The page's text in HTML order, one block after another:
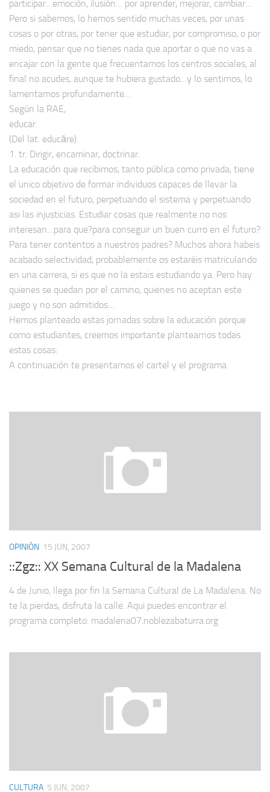
participar…emoción, ilusión… por aprender, mejorar, cambiar…
Pero si sabemos, lo hemos sentido muchas veces, por unas
cosas o por otras, por tener que estudiar, por compromiso, o por
miedo, pensar que no tienes nada que aportar o que no vas a
encajar con la gente que frecuentamos los centros sociales, al
final no acudes, aunque te hubiera gustado…y lo sentimos, lo
lamentamos profundamente…
Según la RAE,
educar.
(Del lat. educāre).
1. tr. Dirigir, encaminar, doctrinar.
La educación que recibimos, tanto pública como privada, tiene
el unico objetivo de formar individuos capaces de llevar la
sociedad en el futuro, perpetuando el sistema y perpetuando
asi las injusticias. Estudiar cosas que realmente no nos
interesan…para que?para conseguir un buen curro en el futuro?
Para tener contentos a nuestros padres? Muchos ahora habeis
acabado selectividad, probablemente os estaréis matriculando
en una carrera, si es que no la estais estudiando ya. Pero hay
quienes se quedan por el camino, quienes no aceptan este
juego y no son admitidos…
Hemos planteado estas jornadas sobre la educación porque
como estudiantes, creemos importante plantearnos todas
estas cosas:
A continuación te presentamos el cartel y el programa
OPINIÓN 15 JUN, 2007
::Zgz:: XX Semana Cultural de la Madalena
4 de Junio, llega por fin la Semana Cultural de La Madalena. No
te la pierdas, disfruta la calle. Aqui puedes encontrar el
programa completo: madalena07.noblezabaturra.org
CULTURA 5 JUN, 2007